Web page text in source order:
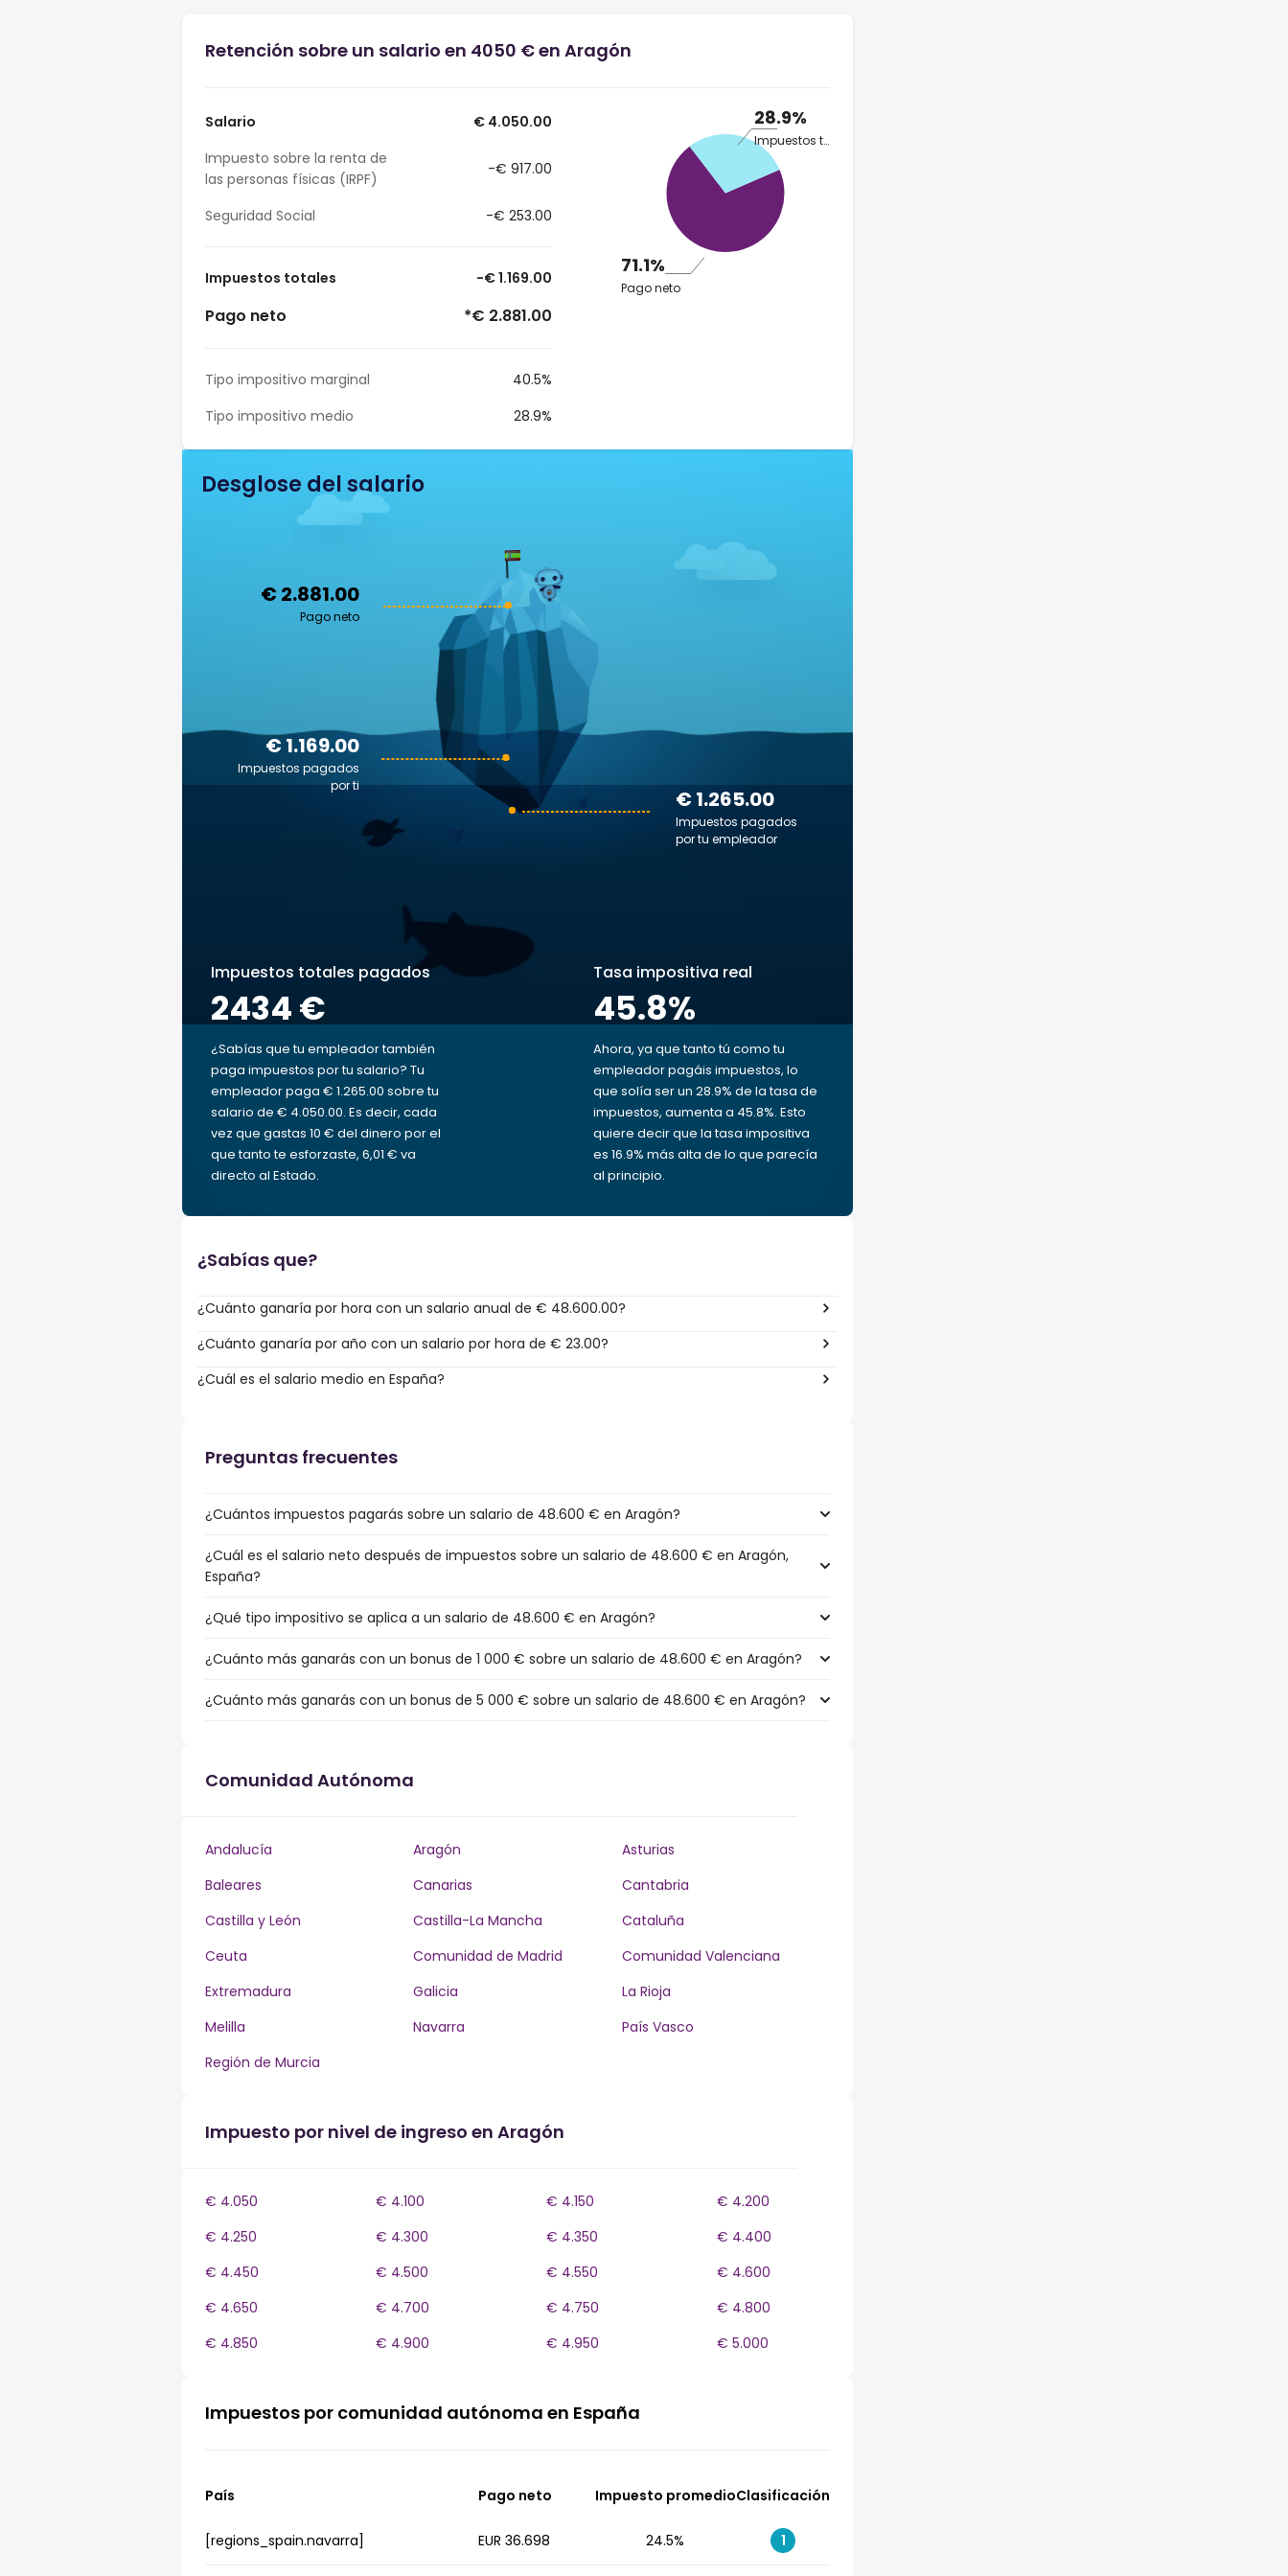
Retención sobre un salario en 4050 € en Aragón
Salario
€ 4.050.00
Impuesto sobre la renta de
las personas físicas (IRPF)
-€ 917.00
Seguridad Social -€ 253.00
Impuestos totales -€ 1.169.00
Pago neto *€ 2.881.00
Tipo impositivo marginal
40.5%
Tipo impositivo medio
28.9%
28.9%
Impuestos totales
71.1%
Pago neto
Desglose del salario
€ 2.881.00
Pago neto
€ 1.265.00
Impuestos pagados
por tu empleador
€ 1.169.00
Impuestos pagados
por ti
Impuestos totales pagados
2434 €
¿Sabías que tu empleador también
paga impuestos por tu salario? Tu
empleador paga € 1.265.00 sobre tu
salario de € 4.050.00. Es decir, cada
vez que gastas 10 € del dinero por el
que tanto te esforzaste, 6,01 € va
directo al Estado.
Tasa impositiva real
45.8%
Ahora, ya que tanto tú como tu
empleador pagáis impuestos, lo
que solía ser un 28.9% de la tasa de
impuestos, aumenta a 45.8%. Esto
quiere decir que la tasa impositiva
es 16.9% más alta de lo que parecía
al principio.
¿Sabías que?
¿Cuánto ganaría por hora con un salario anual de € 48.600.00?
¿Cuánto ganaría por año con un salario por hora de € 23.00?
¿Cuál es el salario medio en España?
Preguntas frecuentes
¿Cuántos impuestos pagarás sobre un salario de 48.600 € en Aragón?
¿Cuál es el salario neto después de impuestos sobre un salario de 48.600 € en Aragón,
España?
¿Qué tipo impositivo se aplica a un salario de 48.600 € en Aragón?
¿Cuánto más ganarás con un bonus de 1 000 € sobre un salario de 48.600 € en Aragón?
¿Cuánto más ganarás con un bonus de 5 000 € sobre un salario de 48.600 € en Aragón?
Comunidad Autónoma
Andalucía Aragón
Asturias
Baleares
Canarias
Cantabria
Castilla y León
Castilla-La Mancha
Cataluña
Ceuta
Comunidad de Madrid
Comunidad Valenciana
Extremadura
Galicia
La Rioja
Melilla
Navarra
País Vasco
Región de Murcia
Impuesto por nivel de ingreso en Aragón
€ 4.050 € 4.100 € 4.150
€ 4.200
€ 4.250
€ 4.300 € 4.350
€ 4.400
€ 4.450
€ 4.500 € 4.550
€ 4.600
€ 4.650
€ 4.700 € 4.750
€ 4.800
€ 4.850
€ 4.900 € 4.950 € 5.000
Impuestos por comunidad autónoma en España
País Pago neto Impuesto promedioClasificación
[regions_spain.navarra] EUR 36.698 24.5% 1